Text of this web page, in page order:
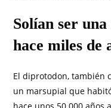
Solían ser una
hace miles de
El diprotodon, también
un marsupial que